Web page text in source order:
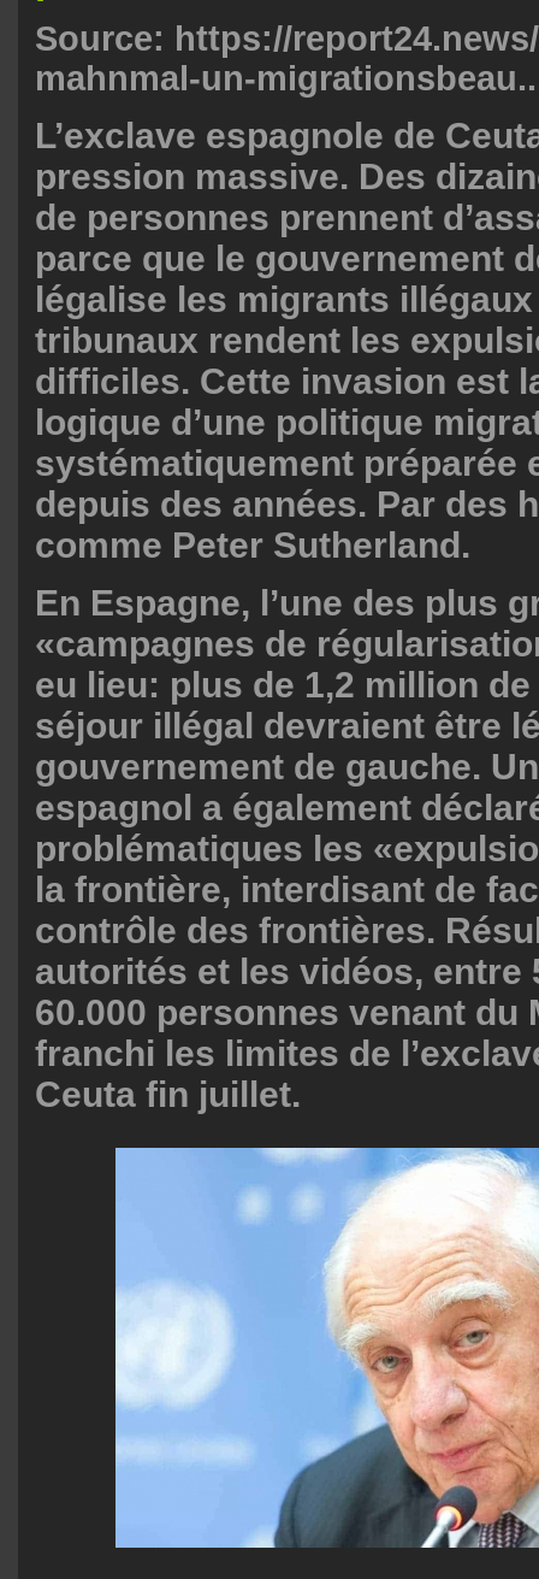
Source: https://
mahnmal-un-
L’exclave espagnole de
pression massive. Des
de personnes prennent
parce que le gouvernement
légalise les migrants
tribunaux rendent les
difficiles. Cette invasion est
logique d’une politique
systématiquement préparée
depuis des années. Par des
comme Peter Sutherland.
En Espagne, l’une des plus
«campagnes de
eu lieu: plus de 1,2 million
séjour illégal devraient être
gouvernement de gauche.
espagnol a également
problématiques les
la frontière, interdisant de
contrôle des frontières.
autorités et les vidéos, entre
60.000 personnes venant du
franchi les limites de
Ceuta fin juillet.